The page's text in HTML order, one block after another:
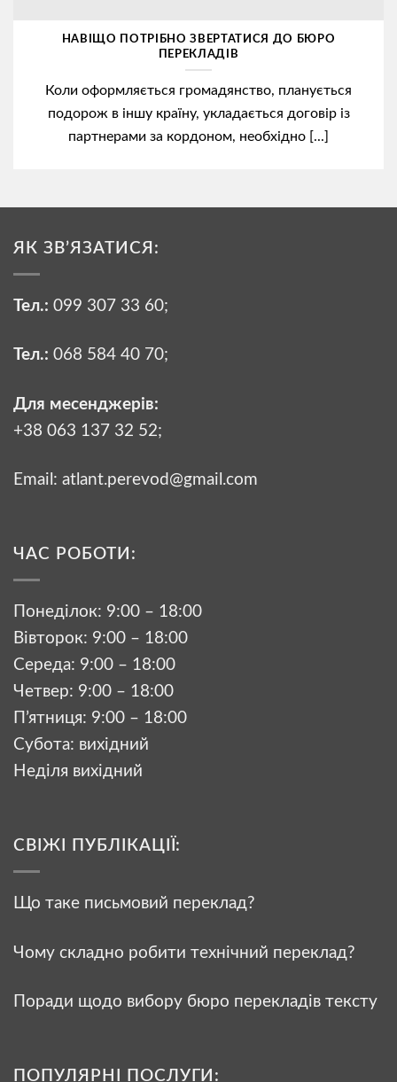
НАВІЩО ПОТРІБНО ЗВЕРТАТИСЯ ДО БЮРО
ПЕРЕКЛАДІВ
Коли оформляється громадянство, планується
подорож в іншу країну, укладається договір із
партнерами за кордоном, необхідно [...]
ЯК ЗВ’ЯЗАТИСЯ:
Тел.: 099 307 33 60;
Тел.: 068 584 40 70;
Для месенджерів:
+38 063 137 32 52;
Email: atlant.perevod@gmail.com
ЧАС РОБОТИ:
Понеділок: 9:00 – 18:00
Вівторок: 9:00 – 18:00
Середа: 9:00 – 18:00
Четвер: 9:00 – 18:00
П’ятниця: 9:00 – 18:00
Субота: вихідний
Неділя вихідний
СВІЖІ ПУБЛІКАЦІЇ:
Що таке письмовий переклад?
Чому складно робити технічний переклад?
Поради щодо вибору бюро перекладів тексту
ПОПУЛЯРНІ ПОСЛУГИ: